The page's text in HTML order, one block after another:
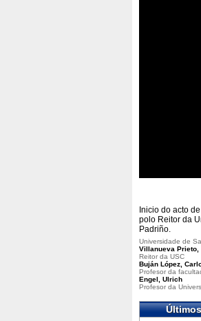
Inicio do acto
polo Reitor da
Padriño.
Universidade de
Villanueva
Reitor da USC
Buján López,
Profesor da
Engel, Ulrich
Profesor da